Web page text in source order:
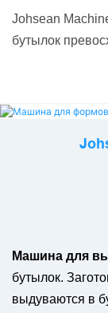
Johsean
бутылок
Машина для
бутылок.
выдуваются в